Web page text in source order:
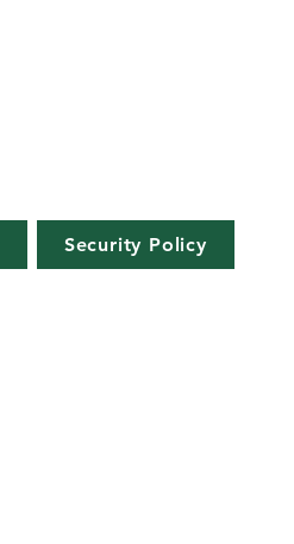
Security Policy